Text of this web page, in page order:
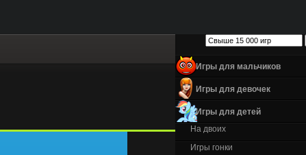
Игры для мальчиков
Игры для девочек
Игры для детей
На двоих
Игры гонки